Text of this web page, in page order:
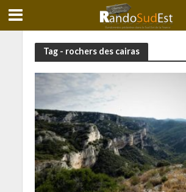
Tag - rochers des cairas